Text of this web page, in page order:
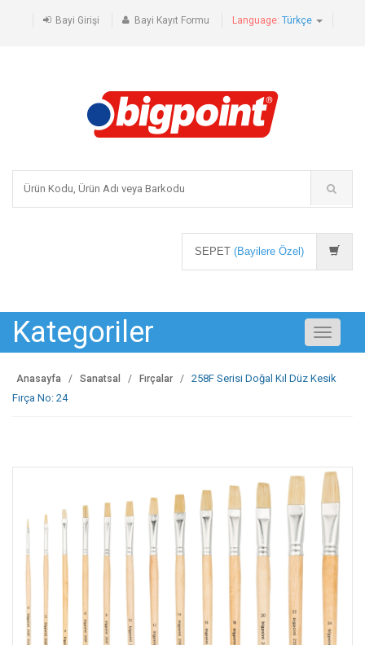
Bayi Girişi Bayi Kayıt Formu Language: Türkçe
SEPET (Bayilere Özel)
Kategoriler
Toggle
Anasayfa Sanatsal Fırçalar
258F Serisi Doğal Kıl Düz Kesik
Fırça No: 24